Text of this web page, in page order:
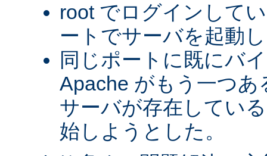
root でログインして
ートでサーバを起動
同じポートに既にバ
Apache がもう一つ
サーバが存在してい
始しようとした。